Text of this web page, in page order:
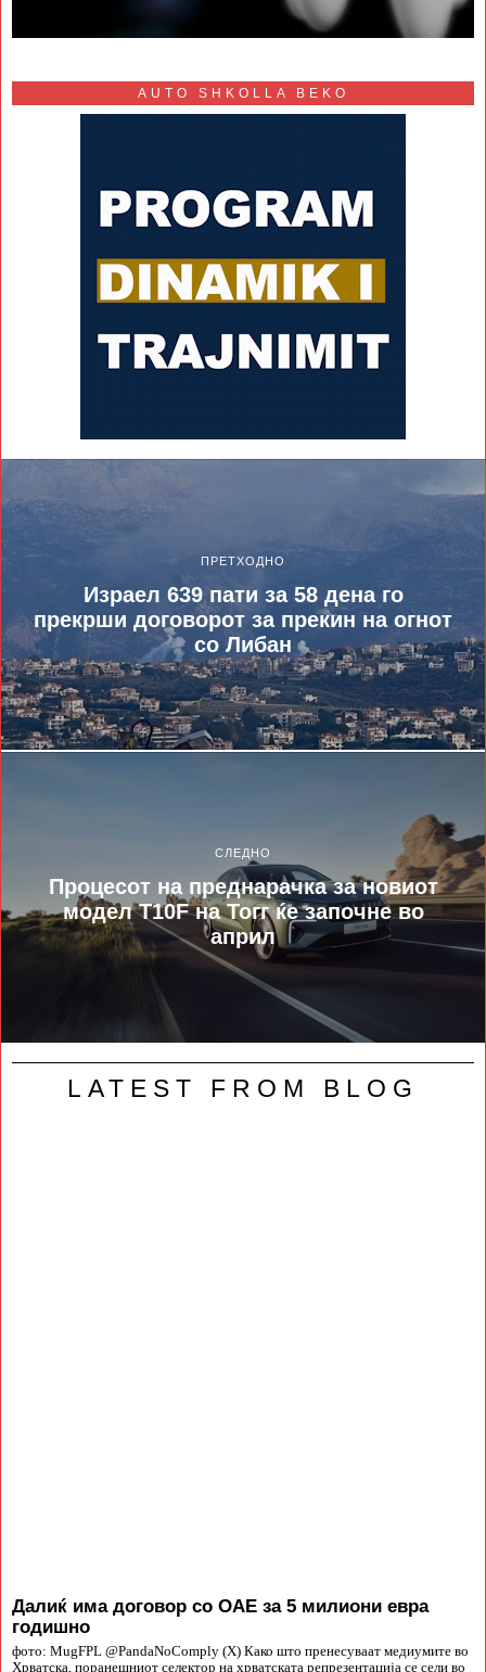
AUTO SHKOLLA BEKO
ПРЕТХОДНО
Израел 639 пати за 58 дена го
прекрши договорот за прекин на огнот
со Либан
СЛЕДНО
Процесот на преднарачка за новиот
модел T10F на Тогг ќе започне во
април
LATEST FROM BLOG
Далиќ има договор со ОАЕ за 5 милиони евра
годишно
фото: MugFPL @PandaNoComply (X) Како што пренесуваат медиумите во
Хрватска, поранешниот селектор на хрватската репрезентација се сели во